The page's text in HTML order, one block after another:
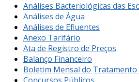
Análises Bacteriológicas das
Análises de Água
Análises de Efluentes
Anexo Tarifário
Ata de Registro de Preços
Balanço Financeiro
Boletim Mensal do Tratamento